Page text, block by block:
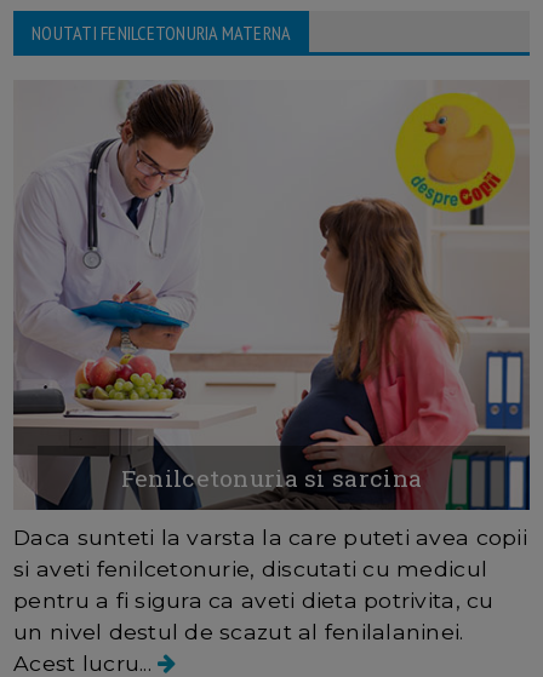
NOUTATI FENILCETONURIA MATERNA
Fenilcetonuria si sarcina
Daca sunteti la varsta la care puteti avea copii
si aveti fenilcetonurie, discutati cu medicul
pentru a fi sigura ca aveti dieta potrivita, cu
un nivel destul de scazut al fenilalaninei.
Acest lucru...